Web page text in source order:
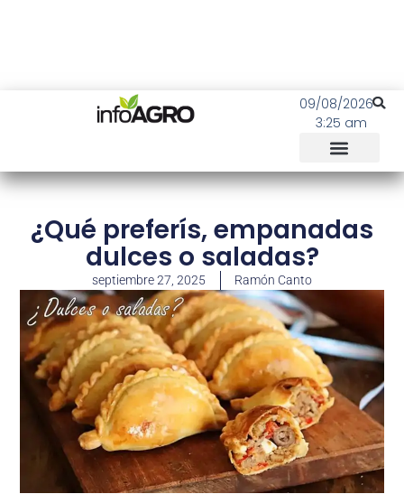
09/08/2026
3:25 am
¿Qué preferís, empanadas
dulces o saladas?
septiembre 27, 2025 Ramón Canto